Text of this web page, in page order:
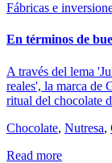
Fábricas e
En términos de
A través del lema
reales', la marca de
ritual del chocolate
Chocolate, Nutresa,
Read more